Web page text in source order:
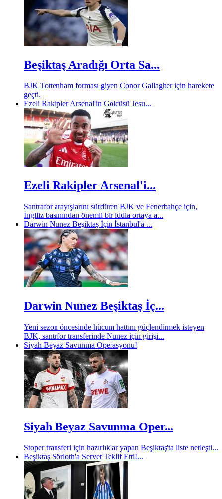
Beşiktaş Aradığı Orta Sa...
BJK Tottenham forması giyen Conor Gallagher için harekete
geçti.
Ezeli Rakipler Arsenal'in Golcüsü Jesu...
Ezeli Rakipler Arsenal'i...
Santrafor arayışlarını sürdüren BJK ve Fenerbahçe için,
İngiliz basınından önemli bir iddia ortaya a...
Darwin Nunez Beşiktaş İçin İstanbul'a ...
Darwin Nunez Beşiktaş İç...
Yeni sezon öncesinde hücum hattını güçlendirmek isteyen
BJK, santrfor transferinde Nunez için girişi...
Siyah Beyaz Savunma Operasyonu!
Siyah Beyaz Savunma Oper...
Stoper transferi için hazırlıklar yapan Beşiktaş'ta liste netleşti...
Beşiktaş Sörloth'a Servet Teklif Etti!...